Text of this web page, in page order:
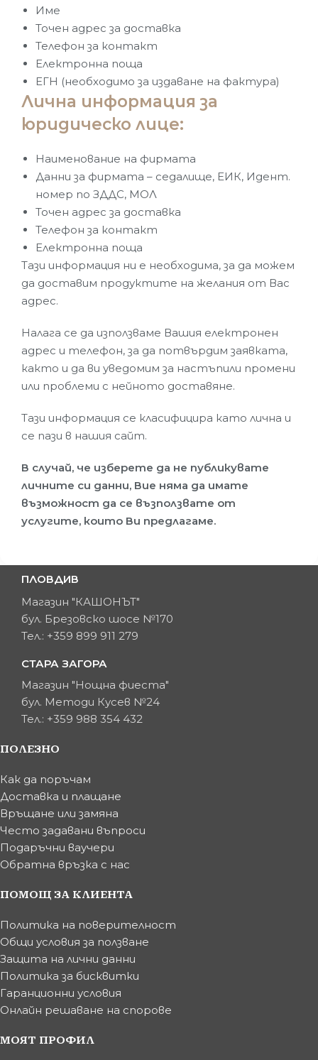
Име
Точен адрес за доставка
Телефон за контакт
Електронна поща
ЕГН (необходимо за издаване на фактура)
Лична информация за
юридическо лице:
Наименование на фирмата
Данни за фирмата – седалище, ЕИК, Идент.
номер по ЗДДС, МОЛ
Точен адрес за доставка
Телефон за контакт
Електронна поща
Тази информация ни е необходима, за да можем
да доставим продуктите на желания от Вас
адрес.
Налага се да използваме Вашия електронен
адрес и телефон, за да потвърдим заявката,
както и да ви уведомим за настъпили промени
или проблеми с нейното доставяне.
Тази информация се класифицира като лична и
се пази в нашия сайт.
В случай, че изберете да не публикувате
личните си данни, Вие няма да имате
възможност да се възползвате от
услугите, които Ви предлагаме.
ПЛОВДИВ
Магазин "КАШОНЪТ"
бул. Брезовско шосе №170
Тел.: +359 899 911 279
СТАРА ЗАГОРА
Магазин "Нощна фиеста"
бул. Методи Кусев №24
Тел.: +359 988 354 432
ПОЛЕЗНО
Как да поръчам
Доставка и плащане
Връщане или замяна
Често задавани въпроси
Подаръчни ваучери
Обратна връзка с нас
ПОМОЩ ЗА КЛИЕНТА
Политика на поверителност
Общи условия за ползване
Защита на лични данни
Политика за бисквитки
Гаранционни условия
Онлайн решаване на спорове
МОЯТ ПРОФИЛ